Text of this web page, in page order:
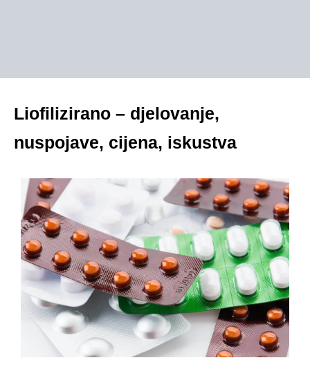
Liofilizirano – djelovanje,
nuspojave, cijena, iskustva